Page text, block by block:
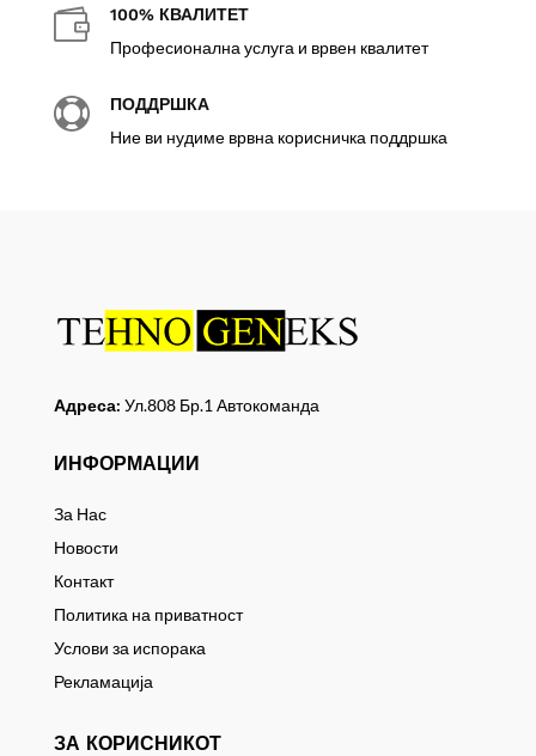
 100% КВАЛИТЕТ
Професионална услуга и врвен квалитет
 ПОДДРШКА
Ние ви нудиме врвна корисничка поддршка
Адреса: Ул.808 Бр.1 Автокоманда
ИНФОРМАЦИИ
За Нас
Новости
Контакт
Политика на приватност
Услови за испорака
Рекламација
ЗА КОРИСНИКОТ